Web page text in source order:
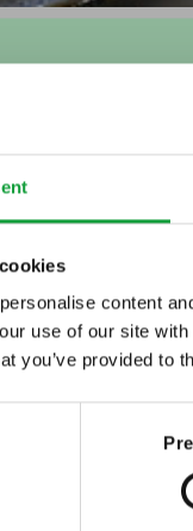
content
use of our site
you’ve provided to
le ultime
e del food.